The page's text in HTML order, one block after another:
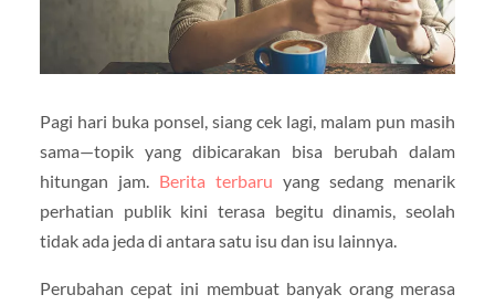
Pagi hari buka ponsel, siang cek lagi, malam pun masih
sama—topik yang dibicarakan bisa berubah dalam
hitungan jam. Berita terbaru yang sedang menarik
perhatian publik kini terasa begitu dinamis, seolah
tidak ada jeda di antara satu isu dan isu lainnya.
Perubahan cepat ini membuat banyak orang merasa